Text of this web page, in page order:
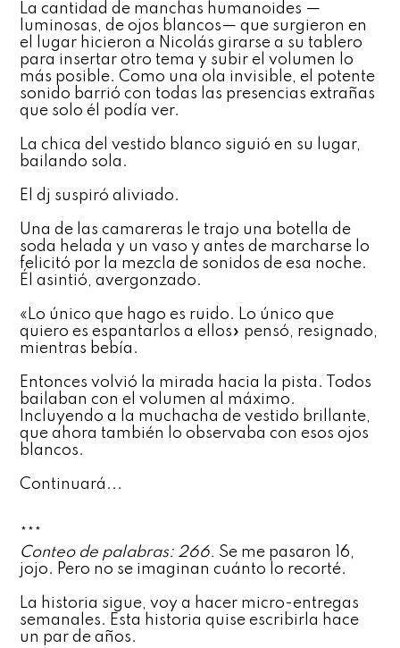
La cantidad de manchas humanoides —
luminosas, de ojos blancos— que surgieron en
el lugar hicieron a Nicolás girarse a su tablero
para insertar otro tema y subir el volumen lo
más posible. Como una ola invisible, el potente
sonido barrió con todas las presencias extrañas
que solo él podía ver.
La chica del vestido blanco siguió en su lugar,
bailando sola.
El dj suspiró aliviado.
Una de las camareras le trajo una botella de
soda helada y un vaso y antes de marcharse lo
felicitó por la mezcla de sonidos de esa noche.
Él asintió, avergonzado.
«Lo único que hago es ruido. Lo único que
quiero es espantarlos a ellos» pensó, resignado,
mientras bebía.
Entonces volvió la mirada hacia la pista. Todos
bailaban con el volumen al máximo.
Incluyendo a la muchacha de vestido brillante,
que ahora también lo observaba con esos ojos
blancos.
Continuará...
Conteo de palabras: 266. Se me pasaron 16,
jojo. Pero no se imaginan cuánto lo recorté.
La historia sigue, voy a hacer micro-entregas
semanales. Esta historia quise escribirla hace
un par de años.